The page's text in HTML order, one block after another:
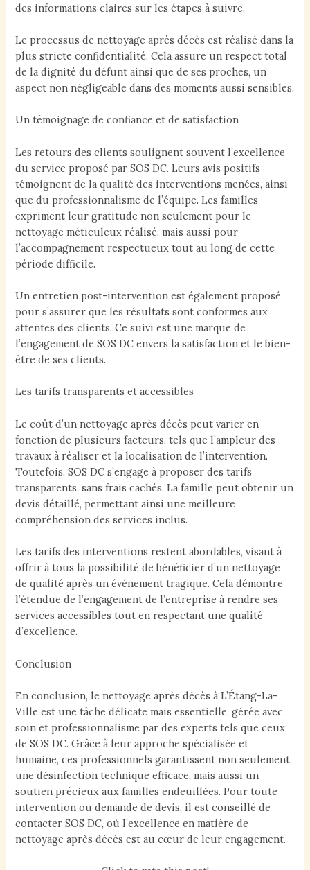
des informations claires sur les étapes à suivre.
Le processus de nettoyage après décès est réalisé dans la
plus stricte confidentialité. Cela assure un respect total
de la dignité du défunt ainsi que de ses proches, un
aspect non négligeable dans des moments aussi sensibles.
Un témoignage de confiance et de satisfaction
Les retours des clients soulignent souvent l’excellence
du service proposé par SOS DC. Leurs avis positifs
témoignent de la qualité des interventions menées, ainsi
que du professionnalisme de l’équipe. Les familles
expriment leur gratitude non seulement pour le
nettoyage méticuleux réalisé, mais aussi pour
l’accompagnement respectueux tout au long de cette
période difficile.
Un entretien post-intervention est également proposé
pour s’assurer que les résultats sont conformes aux
attentes des clients. Ce suivi est une marque de
l’engagement de SOS DC envers la satisfaction et le bien-
être de ses clients.
Les tarifs transparents et accessibles
Le coût d’un nettoyage après décès peut varier en
fonction de plusieurs facteurs, tels que l’ampleur des
travaux à réaliser et la localisation de l’intervention.
Toutefois, SOS DC s’engage à proposer des tarifs
transparents, sans frais cachés. La famille peut obtenir un
devis détaillé, permettant ainsi une meilleure
compréhension des services inclus.
Les tarifs des interventions restent abordables, visant à
offrir à tous la possibilité de bénéficier d’un nettoyage
de qualité après un événement tragique. Cela démontre
l’étendue de l’engagement de l’entreprise à rendre ses
services accessibles tout en respectant une qualité
d’excellence.
Conclusion
En conclusion, le nettoyage après décès à L’Étang-La-
Ville est une tâche délicate mais essentielle, gérée avec
soin et professionnalisme par des experts tels que ceux
de SOS DC. Grâce à leur approche spécialisée et
humaine, ces professionnels garantissent non seulement
une désinfection technique efficace, mais aussi un
soutien précieux aux familles endeuillées. Pour toute
intervention ou demande de devis, il est conseillé de
contacter SOS DC, où l’excellence en matière de
nettoyage après décès est au cœur de leur engagement.